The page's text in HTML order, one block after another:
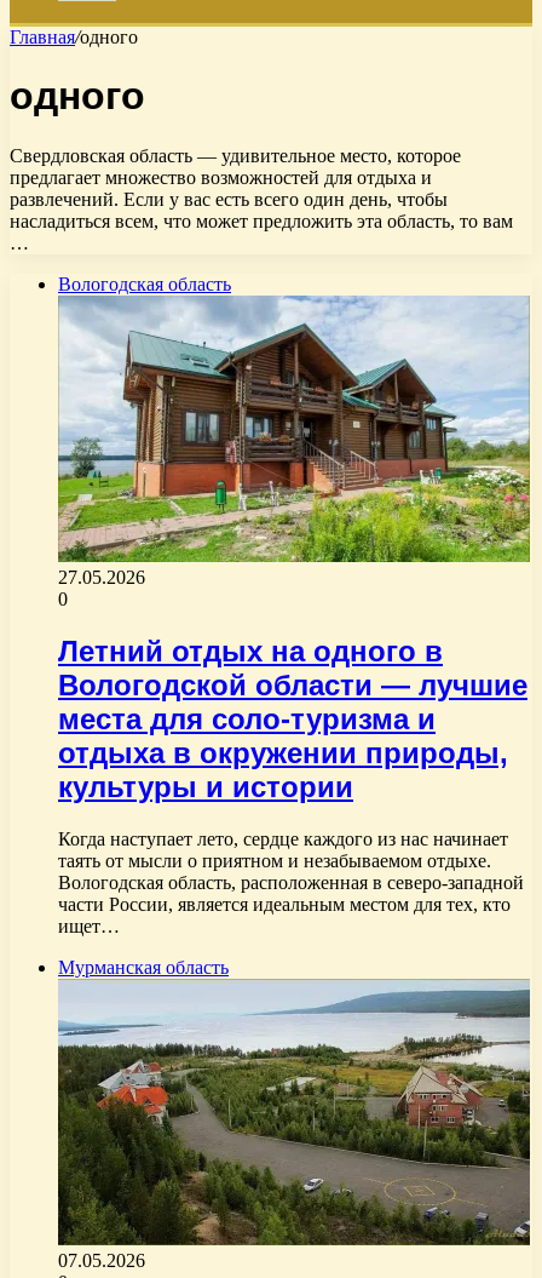
Главная/одного
одного
Свердловская область — удивительное место, которое
предлагает множество возможностей для отдыха и
развлечений. Если у вас есть всего один день, чтобы
насладиться всем, что может предложить эта область, то вам
…
Вологодская область
27.05.2026
0
Летний отдых на одного в
Вологодской области — лучшие
места для соло-туризма и
отдыха в окружении природы,
культуры и истории
Когда наступает лето, сердце каждого из нас начинает
таять от мысли о приятном и незабываемом отдыхе.
Вологодская область, расположенная в северо-западной
части России, является идеальным местом для тех, кто
ищет…
Мурманская область
07.05.2026